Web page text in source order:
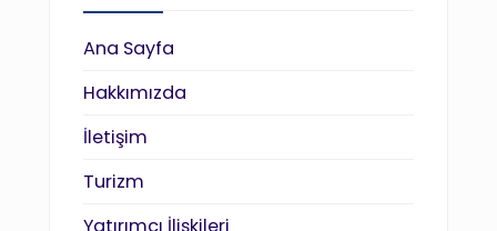
Ana Sayfa
Hakkımızda
İletişim
Turizm